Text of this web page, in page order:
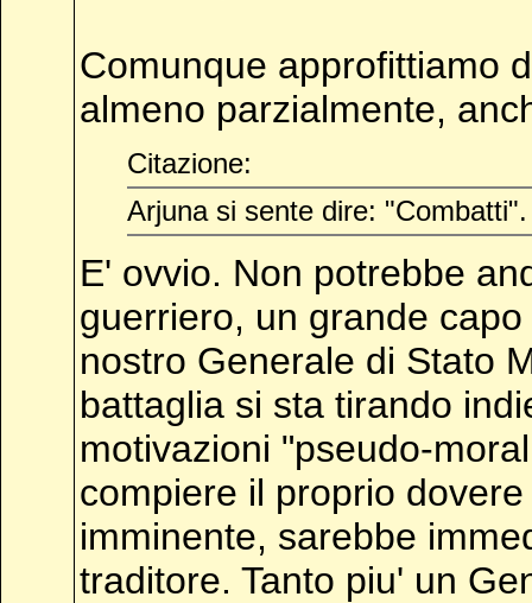
Comunque approfittiamo
almeno parzialmente,
Citazione:
Arjuna si sente dire: "Combatti".
E' ovvio. Non potrebbe
guerriero, un grande
nostro Generale di Stato
battaglia si sta tirando
motivazioni "pseudo-
compiere il proprio
imminente, sarebbe
traditore. Tanto piu' un